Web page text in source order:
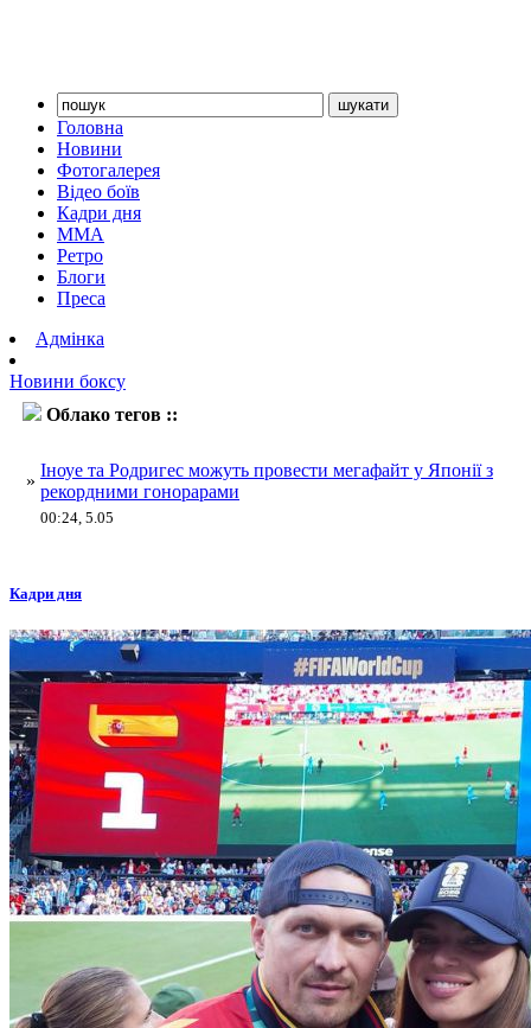
Головна
Новини
Фотогалерея
Відео боїв
Кадри дня
ММА
Ретро
Блоги
Преса
Адмінка
Новини боксу
Облако тегов ::
»
Іноуе та Родригес можуть провести мегафайт у Японії з
рекордними гонорарами
00:24, 5.05
Кадри дня